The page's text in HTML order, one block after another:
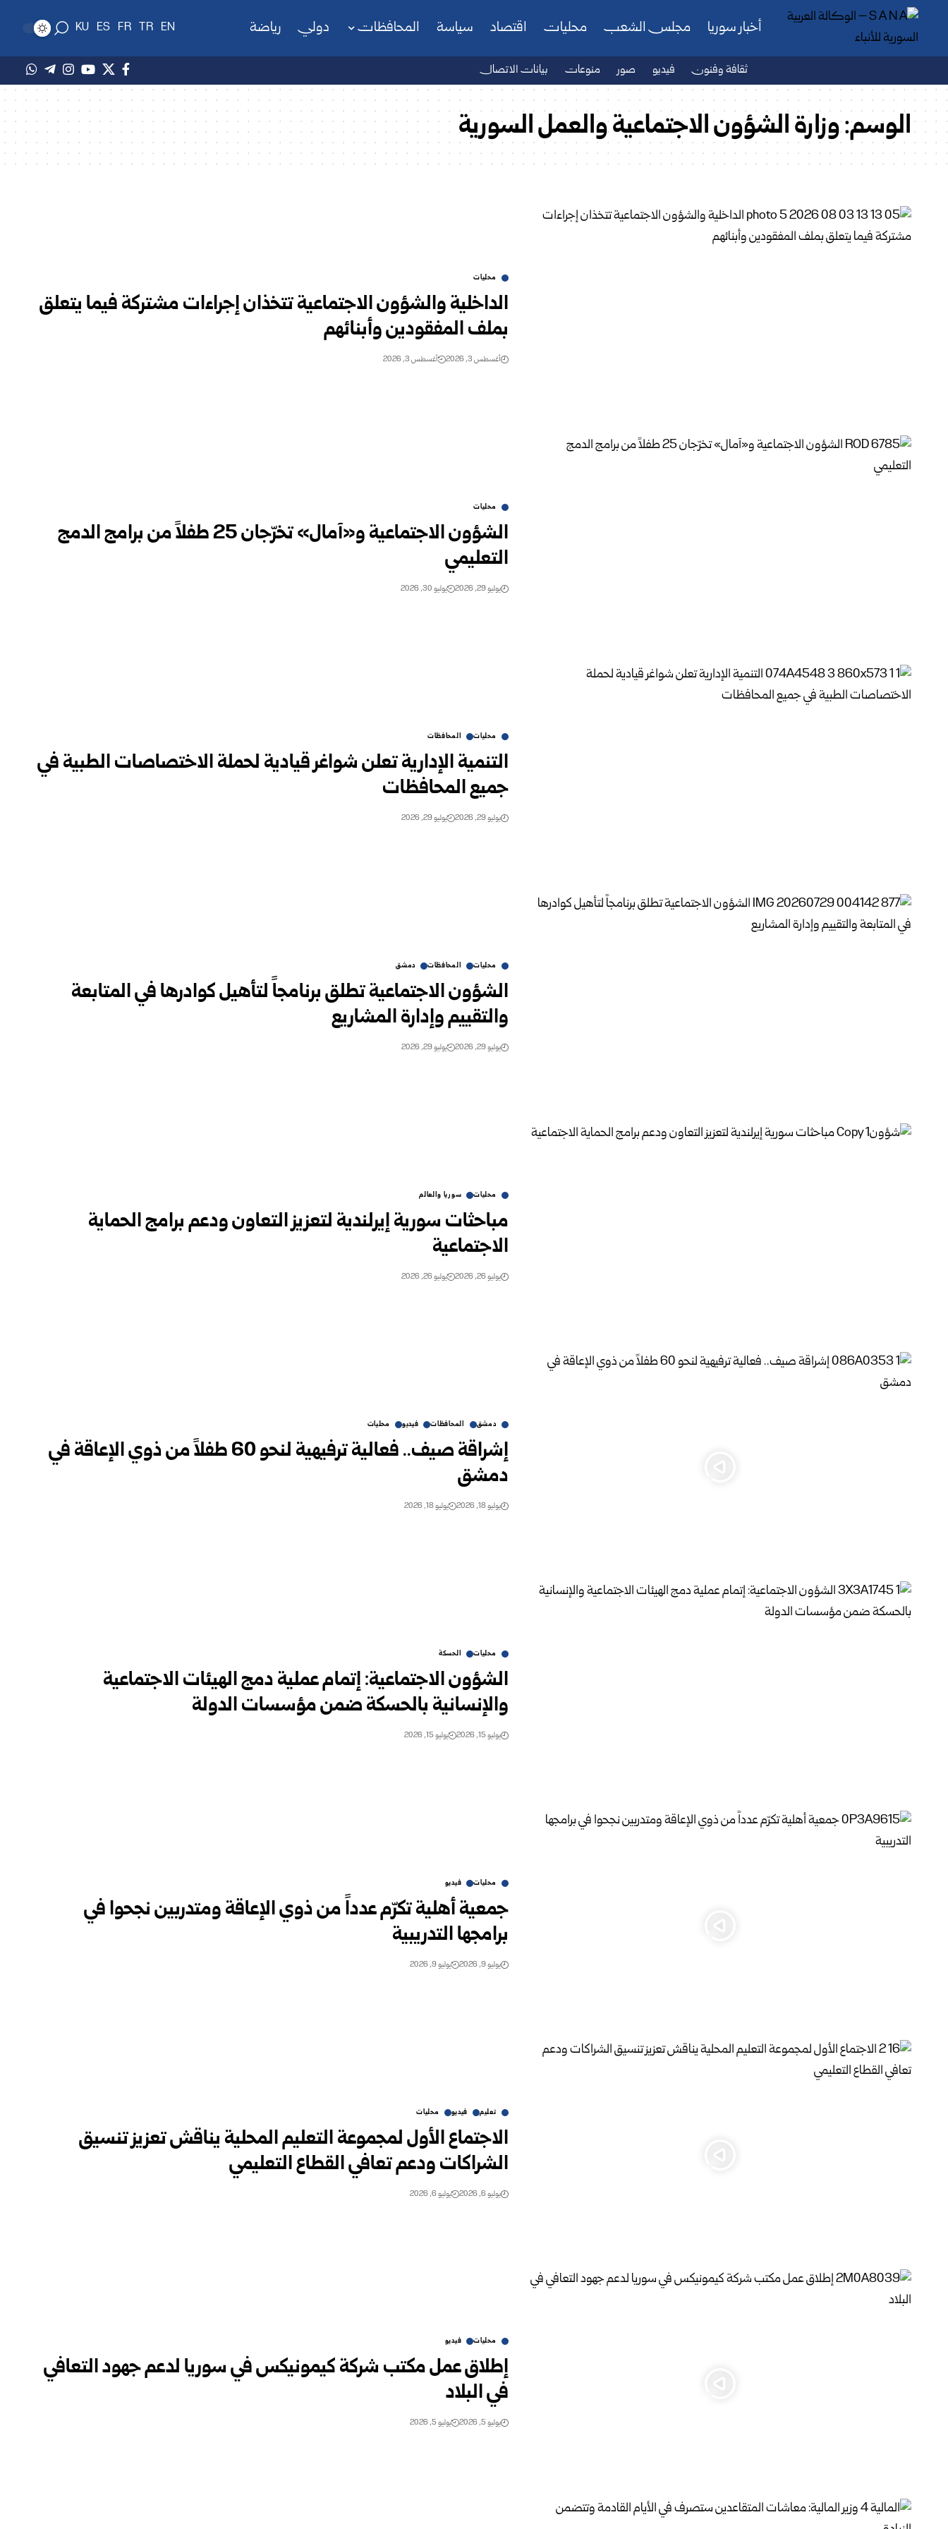
أخبار سوريا مجلس الشعب محليات اقتصاد سياسة المحافظات دولي رياضة EN
TR
FR
ES
KU
ثقافة وفنون فيديو صور منوعات بيانات الاتصال
الوسم:وزارة الشؤون الاجتماعية والعمل السورية
محليات
الداخلية والشؤون الاجتماعية تتخذان إجراءات مشتركة فيما يتعلق
بملف المفقودين وأبنائهم
أغسطس 3, 2026 أغسطس 3, 2026
محليات
الشؤون الاجتماعية و«آمال» تخرّجان 25 طفلاً من برامج الدمج
التعليمي‏ ‏
يوليو 29, 2026 يوليو 30, 2026
محليات المحافظات
التنمية الإدارية تعلن شواغر قيادية لحملة الاختصاصات الطبية في
جميع المحافظات
يوليو 29, 2026 يوليو 29, 2026
محليات المحافظات دمشق
الشؤون الاجتماعية تطلق برنامجاً لتأهيل كوادرها في المتابعة
والتقييم وإدارة المشاريع
يوليو 29, 2026 يوليو 29, 2026
محليات سوريا والعالم
مباحثات سورية إيرلندية لتعزيز التعاون ودعم برامج الحماية
الاجتماعية
يوليو 26, 2026 يوليو 26, 2026
دمشق المحافظات فيديو محليات
إشراقة صيف.. فعالية ترفيهية لنحو 60 طفلاً من ذوي الإعاقة في
دمشق
يوليو 18, 2026 يوليو 18, 2026
محليات الحسكة
الشؤون الاجتماعية: إتمام عملية دمج الهيئات ‏الاجتماعية
‏والإنسانية بالحسكة ضمن مؤسسات ‏الدولة‎
يوليو 15, 2026 يوليو 15, 2026
محليات فيديو
جمعية أهلية تكرّم عدداً من ذوي الإعاقة ومتدربين نجحوا في
برامجها التدريبية
يوليو 9, 2026 يوليو 9, 2026
تعليم فيديو محليات
الاجتماع الأول لمجموعة التعليم المحلية يناقش تعزيز تنسيق
الشراكات ودعم تعافي القطاع التعليمي
يوليو 6, 2026 يوليو 6, 2026
محليات فيديو
إطلاق عمل مكتب شركة كيمونيكس في سوريا لدعم ‏جهود التعافي
في البلاد
يوليو 5, 2026 يوليو 5, 2026